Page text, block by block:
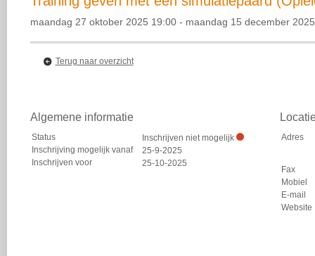
maandag 27 oktober 2025 19:00 - maandag 15 december
Terug naar overzicht
Algemene informatie
Status
Inschrijven niet mogelijk
Inschrijving mogelijk vanaf
25-9-2025
Inschrijven voor
25-10-2025
Adres
Fax
Mobiel
E-mail
Website